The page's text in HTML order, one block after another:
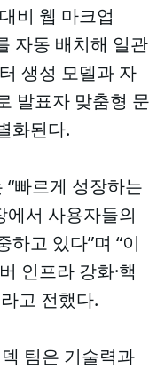
비 웹 마크업
자동 배치해 일관
생성 모델과 자
발표자 맞춤형 문
화된다.
빠르게 성장하는
서 사용자들의
고 있다”며 “이
인프라 강화·핵
고 전했다.
팀은 기술력과